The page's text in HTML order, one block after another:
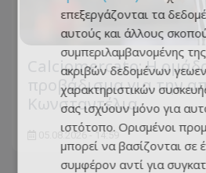
Calciomercato: Η
προβάδισμα για την
Κωνσταντέλια
05.08.2026 - 14:59
επεξεργάζονται τα
αυτούς και άλλους
συμπεριλαμβανομένης
ακριβών δεδομένων
χαρακτηριστικών
σας ισχύουν μόνο για
ιστότοπο. Ορισμένοι
μπορεί να βασίζονται σε
συμφέρον αντί για